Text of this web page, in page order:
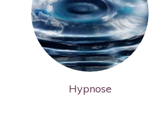
Hypnose